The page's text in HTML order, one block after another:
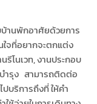
านพักอาศัยด้วยการ
จที่อยากจะตกแต่ง
รีโนเวท, งานประกอบ
ำรุง สามารถติดต่อ
ปบริการถึงที่ ให้คำ